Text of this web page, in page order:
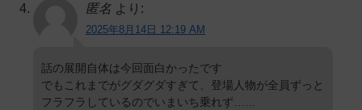
匿名 より:
2025年8月14日 12:19 AM
話の展開自体は今回面白かったです
でもこれまでがグダグダすぎて、登場人物が全員ずっと
フラフラしているのでいまいち乗れず……